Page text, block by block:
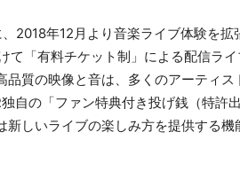
2018年12月より音楽ライブ体験を拡
て「有料チケット制」による配信ラ
品質の映像と音は、多くのアーティ
自の「ファン特典付き投げ銭（特許
新しいライブの楽しみ方を提供する